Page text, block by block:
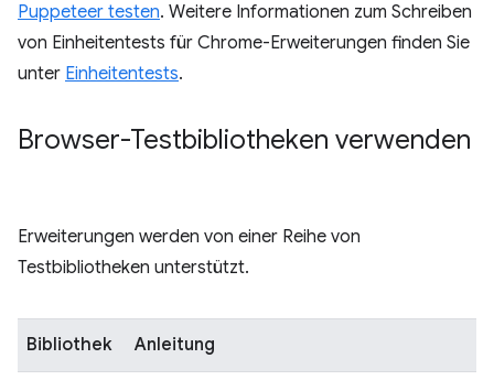
Puppeteer testen. Weitere Informationen zum Schreiben
von Einheitentests für Chrome-Erweiterungen finden Sie
unter Einheitentests.
Browser-Testbibliotheken verwenden
Erweiterungen werden von einer Reihe von
Testbibliotheken unterstützt.
Bibliothek Anleitung